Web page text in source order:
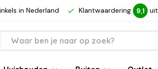
in Nederland Klantwaardering 9,1 uit